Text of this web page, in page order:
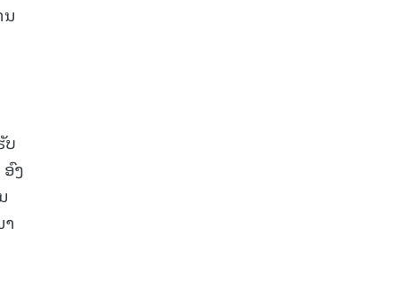
ບ
ງ